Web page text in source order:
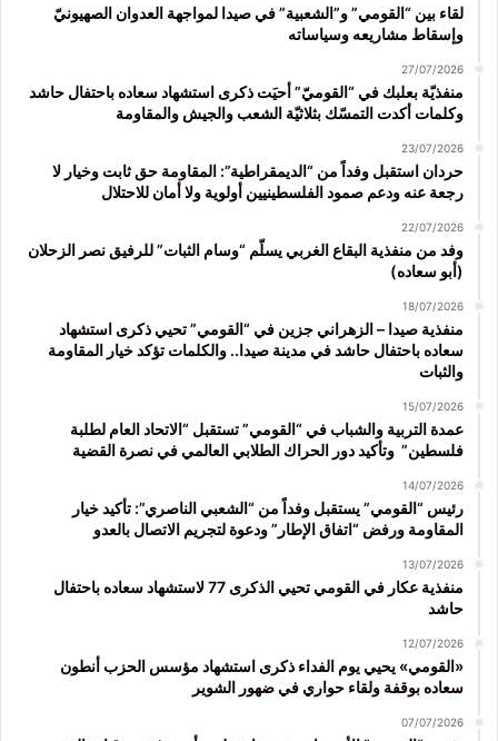
لقاء بين “القومي” و”الشعبية” في صيدا لمواجهة العدوان الصهيونيّ
وإسقاط مشاريعه وسياساته
27/07/2026
منفذيّة بعلبك في “القوميّ” أحيَت ذكرى استشهاد سعاده باحتفال حاشد
وكلمات أكدت التمسّك بثلاثيّة الشعب والجيش والمقاومة
23/07/2026
حردان استقبل وفداً من “الديمقراطية”: المقاومة حق ثابت وخيار لا
رجعة عنه ودعم صمود الفلسطينيين أولوية ولا أمان للاحتلال
22/07/2026
وفد من منفذية البقاع الغربي يسلّم “وسام الثبات” للرفيق نصر الزحلان
(أبو سعاده)
18/07/2026
منفذية صيدا – الزهراني جزين في “القومي” تحيي ذكرى استشهاد
سعاده باحتفال حاشد في مدينة صيدا.. والكلمات تؤكد خيار المقاومة
والثبات
15/07/2026
عمدة التربية والشباب في “القومي” تستقبل “الاتحاد العام لطلبة
فلسطين” وتأكيد دور الحراك الطلابي العالمي في نصرة القضية
14/07/2026
رئيس “القومي” يستقبل وفداً من “الشعبي الناصري”: تأكيد خيار
المقاومة ورفض “اتفاق الإطار” ودعوة لتجريم الاتصال بالعدو
13/07/2026
منفذية عكار في القومي تحيي الذكرى 77 لاستشهاد سعاده باحتفال
حاشد
12/07/2026
«القومي» يحيي يوم الفداء ذكرى استشهاد مؤسس الحزب أنطون
سعاده بوقفة ولقاء حواري في ضهور الشوير
07/07/2026